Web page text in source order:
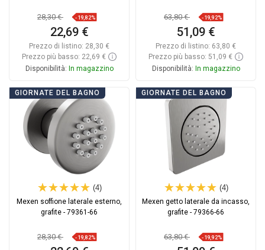
28,30 € -19,82%
22,69 €
Prezzo di listino: 28,30 €
Prezzo più basso: 22,69 €
Disponibilità: In magazzino
Aggiungi al carrello
Preferito
Confrontare
63,80 € -19,92%
51,09 €
Prezzo di listino: 63,80 €
Prezzo più basso: 51,09 €
Disponibilità: In magazzino
Aggiungi al carrello
favorite_border Preferito
Confrontare
GIORNATE DEL BAGNO
(4)
Mexen soffione laterale esterno,
grafite - 79361-66
28,30 € -19,82%
GIORNATE DEL BAGNO
(4)
Mexen getto laterale da incasso,
grafite - 79366-66
63,80 € -19,92%